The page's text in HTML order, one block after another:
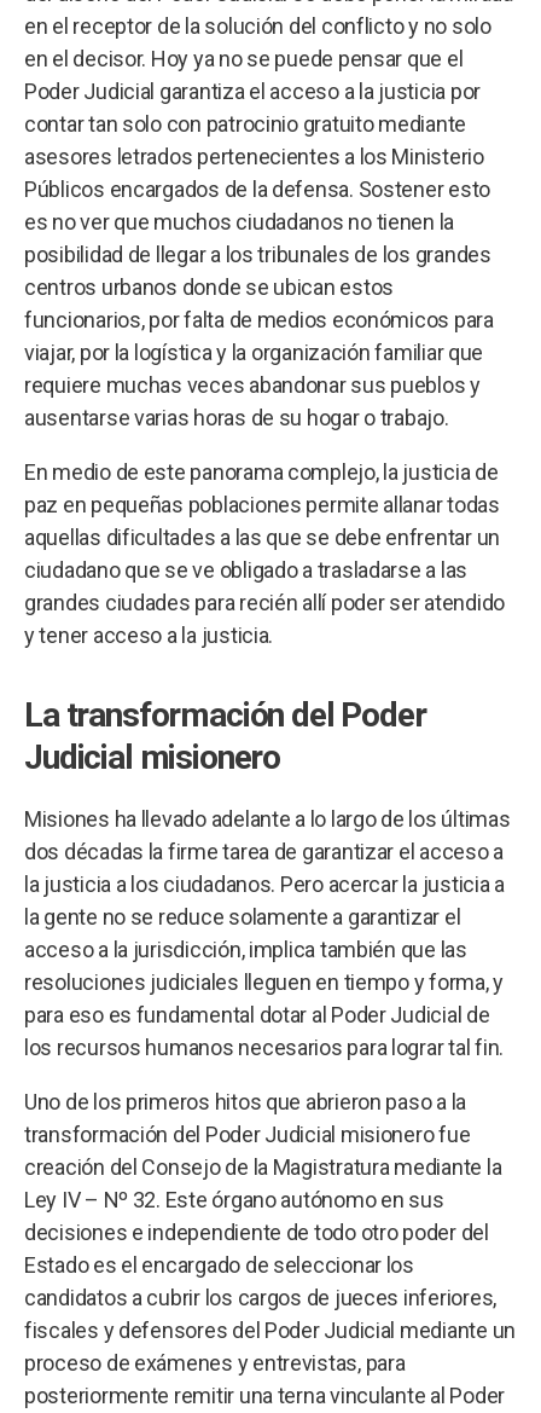
en el receptor de la solución del conflicto y no solo
en el decisor. Hoy ya no se puede pensar que el
Poder Judicial garantiza el acceso a la justicia por
contar tan solo con patrocinio gratuito mediante
asesores letrados pertenecientes a los Ministerio
Públicos encargados de la defensa. Sostener esto
es no ver que muchos ciudadanos no tienen la
posibilidad de llegar a los tribunales de los grandes
centros urbanos donde se ubican estos
funcionarios, por falta de medios económicos para
viajar, por la logística y la organización familiar que
requiere muchas veces abandonar sus pueblos y
ausentarse varias horas de su hogar o trabajo.
En medio de este panorama complejo, la justicia de
paz en pequeñas poblaciones permite allanar todas
aquellas dificultades a las que se debe enfrentar un
ciudadano que se ve obligado a trasladarse a las
grandes ciudades para recién allí poder ser atendido
y tener acceso a la justicia.
La transformación del Poder
Judicial misionero
Misiones ha llevado adelante a lo largo de los últimas
dos décadas la firme tarea de garantizar el acceso a
la justicia a los ciudadanos. Pero acercar la justicia a
la gente no se reduce solamente a garantizar el
acceso a la jurisdicción, implica también que las
resoluciones judiciales lleguen en tiempo y forma, y
para eso es fundamental dotar al Poder Judicial de
los recursos humanos necesarios para lograr tal fin.
Uno de los primeros hitos que abrieron paso a la
transformación del Poder Judicial misionero fue
creación del Consejo de la Magistratura mediante la
Ley IV – Nº 32. Este órgano autónomo en sus
decisiones e independiente de todo otro poder del
Estado es el encargado de seleccionar los
candidatos a cubrir los cargos de jueces inferiores,
fiscales y defensores del Poder Judicial mediante un
proceso de exámenes y entrevistas, para
posteriormente remitir una terna vinculante al Poder